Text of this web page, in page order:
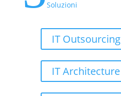
Soluzioni
IT Outsourcing
IT Architecture